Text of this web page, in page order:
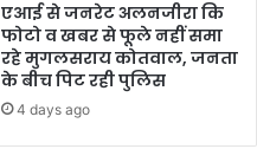
एआई से जनरेट अलनजीरा कि
फोटो व खबर से फूले नहीं समा
रहे मुगलसराय कोतवाल, जनता
के बीच पिट रही पुलिस
4 days ago